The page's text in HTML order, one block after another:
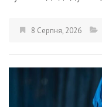
8 Серпня, 2026